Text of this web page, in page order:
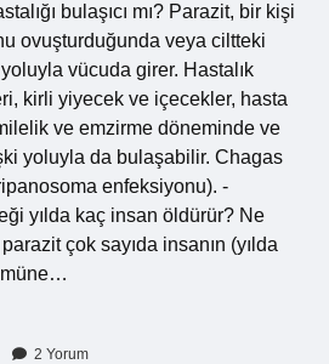
bulaşıcı mı? Parazit, bir kişi
ovuşturduğunda veya ciltteki
vücuda girer. Hastalık
kirli yiyecek ve içecekler, hasta
ve emzirme döneminde ve
yoluyla da bulaşabilir. Chagas
enfeksiyonu). -
yılda kaç insan öldürür? Ne
çok sayıda insanın (yılda
2 Yorum